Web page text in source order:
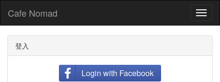
Cafe Nomad
登入
Login with Facebook